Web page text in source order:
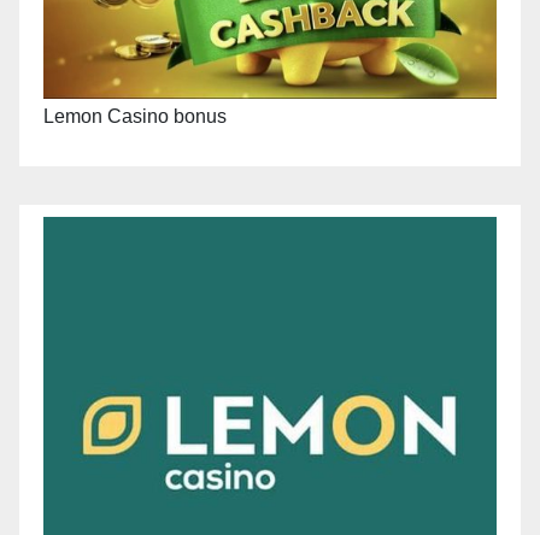
Lemon Casino bonus